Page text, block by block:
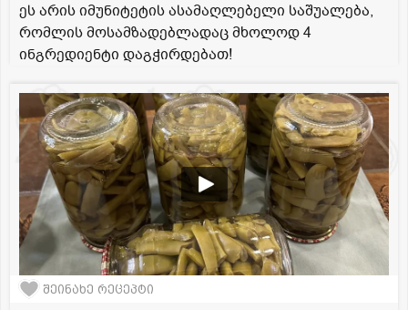
ეს არის იმუნიტეტის ასამაღლებელი საშუალება,
რომლის მოსამზადებლადაც მხოლოდ 4
ინგრედიენტი დაგჭირდებათ!
შეინახე რეცეპტი